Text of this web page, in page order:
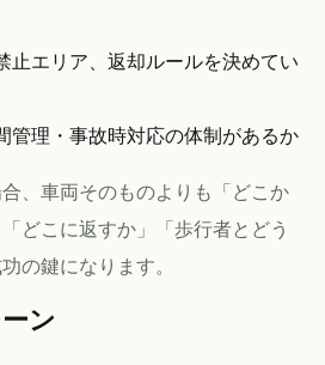
止エリア、返却ルールを決めてい
管理・事故時対応の体制があるか
、車両そのものよりも「どこか
どこに返すか」「歩行者とどう
の鍵になります。
ン